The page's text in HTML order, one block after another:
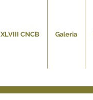
XLVIII CNCB Galeria